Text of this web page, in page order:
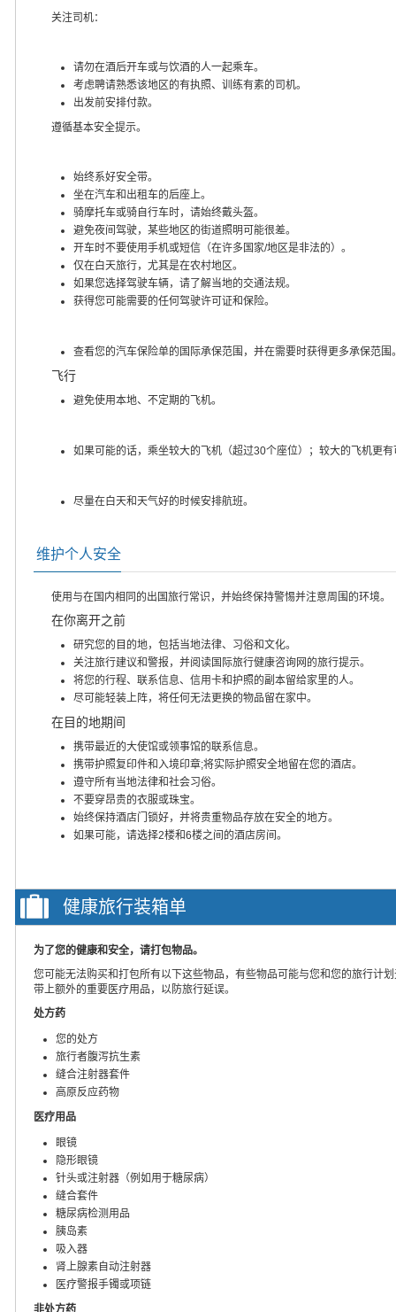
关注司机：
请勿在酒后开车或与饮酒的人一起乘车。
考虑聘请熟悉该地区的有执照、训练有素的司机。
出发前安排付款。
遵循基本安全提示。
始终系好安全带。
坐在汽车和出租车的后座上。
骑摩托车或骑自行车时，请始终戴头盔。
避免夜间驾驶，某些地区的街道照明可能很差。
开车时不要使用手机或短信（在许多国家/地区是非法的）。
仅在白天旅行，尤其是在农村地区。
如果您选择驾驶车辆，请了解当地的交通法规。
获得您可能需要的任何驾驶许可证和保险。
查看您的汽车保险单的国际承保范围，并在需要时获得更多承保范围
飞行
避免使用本地、不定期的飞机。
如果可能的话，乘坐较大的飞机（超过30个座位）；较大的飞机更
尽量在白天和天气好的时候安排航班。
维护个人安全
使用与在国内相同的出国旅行常识，并始终保持警惕并注意周围的环境。
在你离开之前
研究您的目的地，包括当地法律、习俗和文化。
关注旅行建议和警报，并阅读国际旅行健康咨询网的旅行提示。
将您的行程、联系信息、信用卡和护照的副本留给家里的人。
尽可能轻装上阵，将任何无法更换的物品留在家中。
在目的地期间
携带最近的大使馆或领事馆的联系信息。
携带护照复印件和入境印章;将实际护照安全地留在您的酒店。
遵守所有当地法律和社会习俗。
不要穿昂贵的衣服或珠宝。
始终保持酒店门锁好，并将贵重物品存放在安全的地方。
如果可能，请选择2楼和6楼之间的酒店房间。
健康旅行装箱单
为了您的健康和安全，请打包物品。
您可能无法购买和打包所有以下这些物品，有些物品可能与您和您的旅行计
带上额外的重要医疗用品，以防旅行延误。
处方药
您的处方
旅行者腹泻抗生素
缝合注射器套件
高原反应药物
医疗用品
眼镜
隐形眼镜
针头或注射器（例如用于糖尿病）
缝合套件
糖尿病检测用品
胰岛素
吸入器
肾上腺素自动注射器
医疗警报手镯或项链
非处方药